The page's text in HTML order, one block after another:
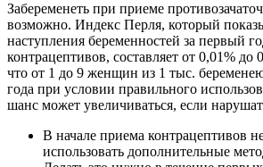
Забеременеть при приеме
возможно. Индекс Перля, который
наступления беременностей за первый
контрацептивов, составляет от 0,01% до
что от 1 до 9 женщин из 1 тыс.
года при условии правильного
шанс может увеличиваться, если
В начале приема контрацептивов
использовать дополнительные